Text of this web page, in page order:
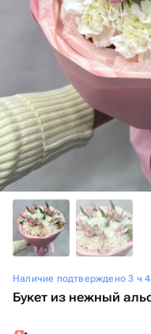
Наличие подтверждено 3 ч
Букет из нежный